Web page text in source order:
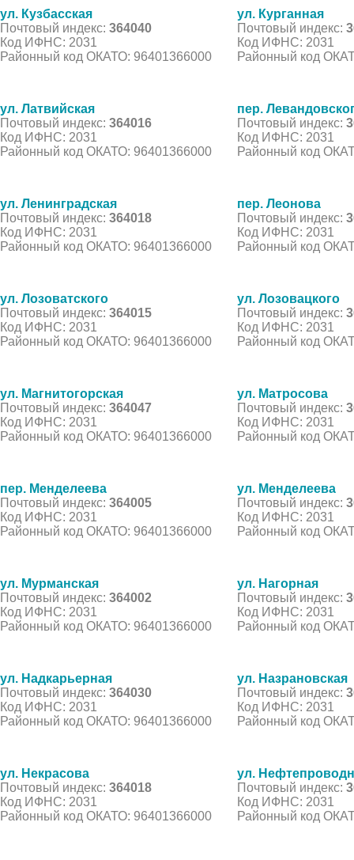
ул. Кузбасская
Почтовый индекс: 364040
Код ИФНС: 2031
Районный код ОКАТО: 96401366000
ул. Курганная
Почтовый индекс:
Код ИФНС: 2031
Районный код
ул. Латвийская
Почтовый индекс: 364016
Код ИФНС: 2031
Районный код ОКАТО: 96401366000
пер.
Почтовый индекс:
Код ИФНС: 2031
Районный код
ул. Ленинградская
Почтовый индекс: 364018
Код ИФНС: 2031
Районный код ОКАТО: 96401366000
пер. Леонова
Почтовый индекс:
Код ИФНС: 2031
Районный код
ул. Лозоватского
Почтовый индекс: 364015
Код ИФНС: 2031
Районный код ОКАТО: 96401366000
ул. Лозовацкого
Почтовый индекс:
Код ИФНС: 2031
Районный код
ул. Магнитогорская
Почтовый индекс: 364047
Код ИФНС: 2031
Районный код ОКАТО: 96401366000
ул. Матросова
Почтовый индекс:
Код ИФНС: 2031
Районный код
пер. Менделеева
Почтовый индекс: 364005
Код ИФНС: 2031
Районный код ОКАТО: 96401366000
ул. Менделеева
Почтовый индекс:
Код ИФНС: 2031
Районный код
ул. Мурманская
Почтовый индекс: 364002
Код ИФНС: 2031
Районный код ОКАТО: 96401366000
ул. Нагорная
Почтовый индекс:
Код ИФНС: 2031
Районный код
ул. Надкарьерная
Почтовый индекс: 364030
Код ИФНС: 2031
Районный код ОКАТО: 96401366000
ул. Назрановская
Почтовый индекс:
Код ИФНС: 2031
Районный код
ул. Некрасова
Почтовый индекс: 364018
Код ИФНС: 2031
Районный код ОКАТО: 96401366000
ул.
Почтовый индекс:
Код ИФНС: 2031
Районный код